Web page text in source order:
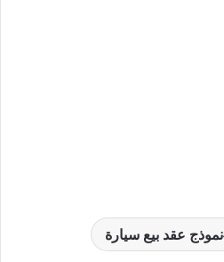
نموذج عقد بيع سيارة